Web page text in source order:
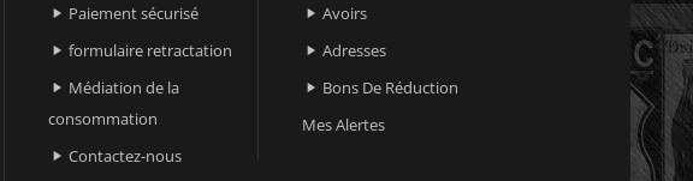
 Paiement sécurisé
 formulaire retractation
 Médiation de la
consommation
 Contactez-nous
 Avoirs
 Adresses
 Bons De Réduction
Mes Alertes